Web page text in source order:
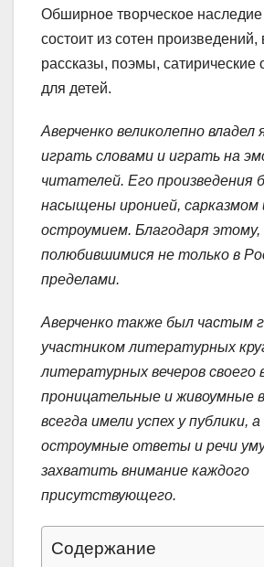
Обширное творческое
состоит из сотен произведений,
рассказы, поэмы, сатирические
для детей.
Аверченко великолепно владел
играть словами и играть на
читателей. Его произведения
насыщены иронией,
остроумием. Благодаря
полюбившимися не только в
пределами.
Аверченко также был частым
участником литературных
литературных вечеров своего
проницательные и живоумные
всегда имели успех у публики, а
остроумные ответы и речи
захватить внимание каждого
присутствующего.
Содержание